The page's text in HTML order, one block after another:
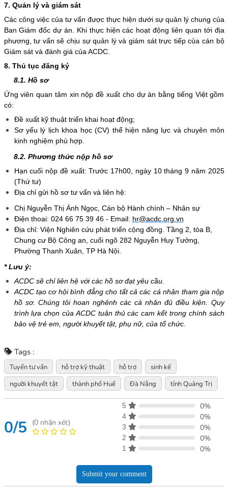
7. Quản lý và giám sát
Các công việc của tư vấn được thực hiện dưới sự quản lý chung của
Ban Giám đốc dự án. Khi thực hiện các hoạt động liên quan tới địa
phương, tư vấn sẽ chịu sự quản lý và giám sát trực tiếp của cán bộ
Giám sát và đánh giá của ACDC.
8. Thủ tục đăng ký
8.1. Hồ sơ
Ứng viên quan tâm xin nộp đề xuất cho dự án bằng tiếng Việt gồm
có:
Đề xuất kỹ thuật triển khai hoạt động;
Sơ yếu lý lịch khoa học (CV) thể hiện năng lực và chuyên môn
kinh nghiệm phù hợp.
8.2. Phương thức nộp hồ sơ
Hạn cuối nộp đề xuất: Trước 17h00, ngày 10 tháng 9 năm 2025
(Thứ tư)
Địa chỉ gửi hồ sơ tư vấn và liên hệ:
Chị Nguyễn Thị Ánh Ngọc, Cán bộ Hành chính – Nhân sự
Điện thoại: 024 66 75 39 46 - Email: hr@acdc.org.vn
Địa chỉ: Viện Nghiên cứu phát triển cộng đồng. Tầng 2, tòa B,
Chung cư Bộ Công an, cuối ngõ 282 Nguyễn Huy Tưởng,
Phường Thanh Xuân, TP Hà Nội.
* Lưu ý:
ACDC sẽ chỉ liên hệ với các hồ sơ đạt yêu cầu.
ACDC tạo cơ hội bình đẳng cho tất cả các cá nhân tham gia nộp
hồ sơ. Chúng tôi hoan nghênh các cá nhân đủ điều kiện. Quy
trình lựa chọn của ACDC tuân thủ các cam kết trong chính sách
bảo vệ trẻ em, người khuyết tật, phụ nữ, của tổ chức.
Tags :
Tuyển tư vấn hỗ trợ kỹ thuật hỗ trợ
sinh kế
người khuyết tật
thành phố Huế Đà Nẵng tỉnh Quảng Trị
0/5 (0nhận xét)
5 0%
4 0%
3 0%
2 0%
1 0%
Submit your comment